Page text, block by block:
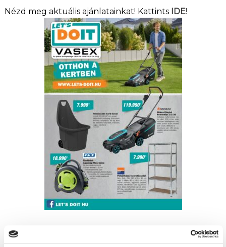
Nézd meg aktuális ajánlatainkat! Kattints IDE!
Friss ajánlataink